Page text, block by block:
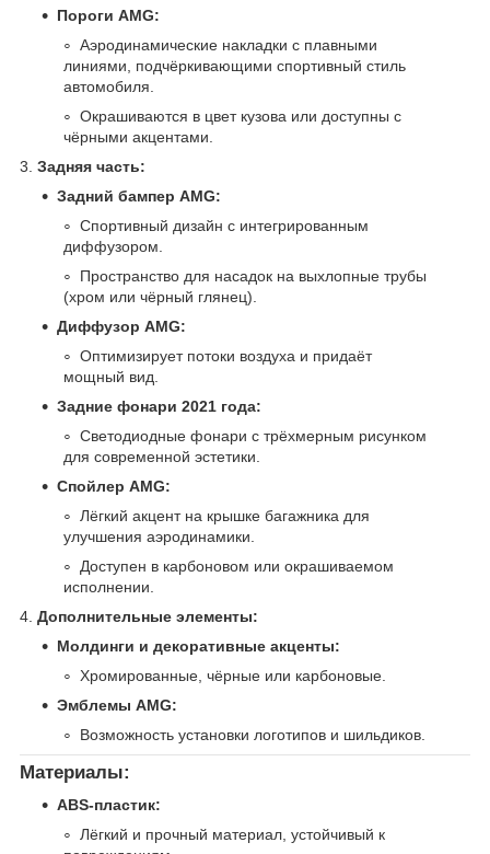
Пороги AMG:
Аэродинамические накладки с плавными
линиями, подчёркивающими спортивный стиль
автомобиля.
Окрашиваются в цвет кузова или доступны с
чёрными акцентами.
3. Задняя часть:
Задний бампер AMG:
Спортивный дизайн с интегрированным
диффузором.
Пространство для насадок на выхлопные трубы
(хром или чёрный глянец).
Диффузор AMG:
Оптимизирует потоки воздуха и придаёт
мощный вид.
Задние фонари 2021 года:
Светодиодные фонари с трёхмерным рисунком
для современной эстетики.
Спойлер AMG:
Лёгкий акцент на крышке багажника для
улучшения аэродинамики.
Доступен в карбоновом или окрашиваемом
исполнении.
4. Дополнительные элементы:
Молдинги и декоративные акценты:
Хромированные, чёрные или карбоновые.
Эмблемы AMG:
Возможность установки логотипов и шильдиков.
Материалы:
ABS-пластик:
Лёгкий и прочный материал, устойчивый к